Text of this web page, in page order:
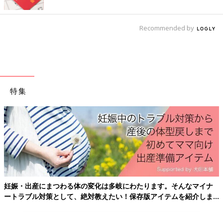
き」。プールやうきわなどの空気栓に差しこんで空気をぬくアイ
テムのようです。空気栓を指で押さえる手間がなくなるのでとっ
ても便利そうですね！こちらは大小2個セットとのこと。
Recommended by
特集
妊娠・出産にまつわる体の変化は多岐にわたります。そんなマイナ
ートラブル対策として、絶対教えたい！保存版アイテムを紹介しま